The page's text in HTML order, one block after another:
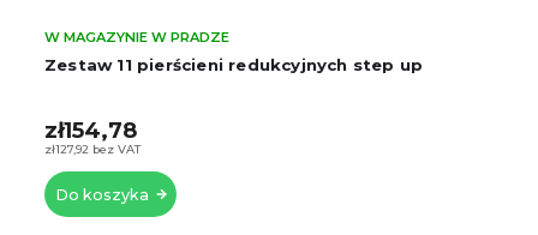
Zestaw 11 pierścieni redukcyjnych step up
W MAGAZYNIE W PRADZE
zł127,92 bez VAT
zł154,78
Do koszyka